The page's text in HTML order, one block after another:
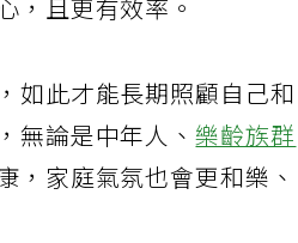
，且更有效率。
如此才能長期照顧自己和
無論是中年人、樂齡族群
，家庭氣氛也會更和樂、